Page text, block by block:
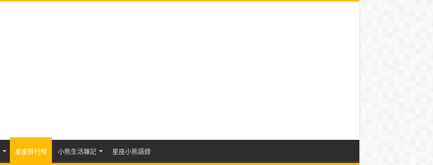
星座排行榜 小熊生活雜記 星座小熊語錄